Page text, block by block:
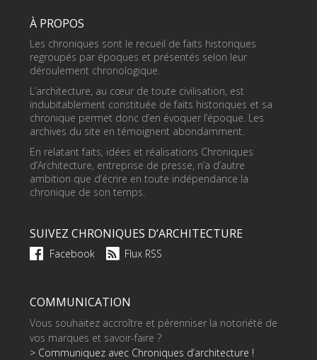
À PROPOS
Les chroniques sont le recueil de faits historiques
regroupés par époques et présentés selon leur
déroulement chronologique.
L’architecture, au cœur de toute civilisation, est
indubitablement constituée de faits historiques et sa
chronique permet donc d’en évoquer l’époque. Les
archives du site en témoignent abondamment.
En relatant faits, idées et réalisations Chroniques
d’Architecture, entreprise de presse, n’a d’autre
ambition que d’écrire en toute indépendance la
chronique de son temps.
SUIVEZ CHRONIQUES D’ARCHITECTURE
Facebook Flux RSS
COMMUNICATION
Vous souhaitez accroître et pérenniser la notoriété de
vos marques et savoir-faire ?
> Communiquez avec Chroniques d’architecture !